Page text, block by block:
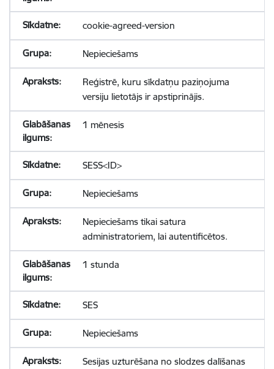
cookie-agreed-version
Nepieciešams
Reģistrē, kuru sīkdatņu paziņojuma
versiju lietotājs ir apstiprinājis.
1 mēnesis
SESS<ID>
Nepieciešams
Nepieciešams tikai satura
administratoriem, lai autentificētos.
1 stunda
SES
Nepieciešams
Sesijas uzturēšana no slodzes dalīšanas